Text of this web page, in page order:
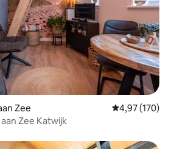
Zee 4,97 ud af 5 i
4,97 (170)
Zee Katwijk